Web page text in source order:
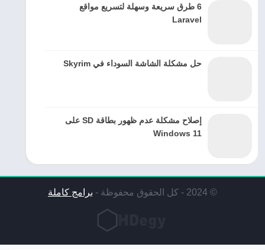
6 طرق سريعة وسهلة لتسريع مواقع
Laravel
حل مشكلة الشاشة السوداء في Skyrim
إصلاح مشكلة عدم ظهور بطاقة SD على
Windows 11
© 2024 - كل الحقوق محفوظة - برامج كاملة